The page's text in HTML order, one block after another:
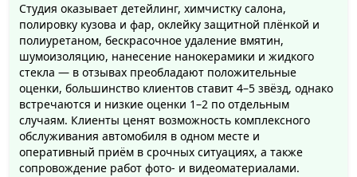
Студия оказывает детейлинг, химчистку салона,
полировку кузова и фар, оклейку защитной плёнкой и
полиуретаном, бескрасочное удаление вмятин,
шумоизоляцию, нанесение нанокерамики и жидкого
стекла — в отзывах преобладают положительные
оценки, большинство клиентов ставит 4–5 звёзд, однако
встречаются и низкие оценки 1–2 по отдельным
случаям. Клиенты ценят возможность комплексного
обслуживания автомобиля в одном месте и
оперативный приём в срочных ситуациях, а также
сопровождение работ фото- и видеоматериалами.